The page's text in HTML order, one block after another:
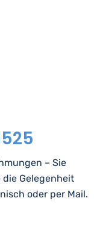
– Sie
die Gelegenheit
oder per Mail.